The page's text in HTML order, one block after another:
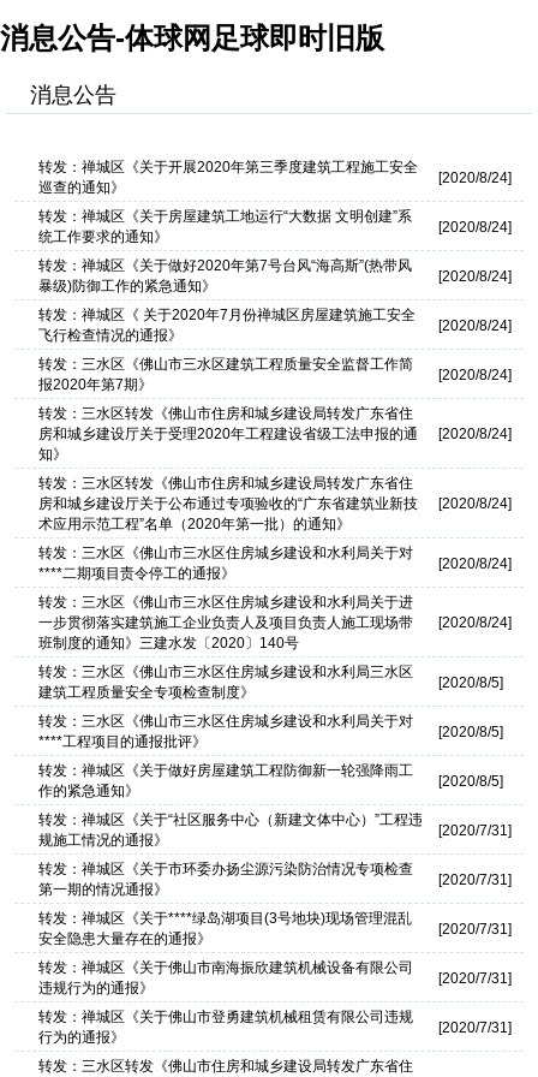
消息公告-体球网足球即时旧版
消息公告
转发：禅城区《关于开展2020年第三季度建筑工程施工安全
巡查的通知》
[2020/8/24]
转发：禅城区《关于房屋建筑工地运行“大数据 文明创建”系
统工作要求的通知》
[2020/8/24]
转发：禅城区《关于做好2020年第7号台风“海高斯”(热带风
暴级)防御工作的紧急通知》
[2020/8/24]
转发：禅城区《 关于2020年7月份禅城区房屋建筑施工安全
飞行检查情况的通报》
[2020/8/24]
转发：三水区《佛山市三水区建筑工程质量安全监督工作简
报2020年第7期》
[2020/8/24]
转发：三水区转发《佛山市住房和城乡建设局转发广东省住
房和城乡建设厅关于受理2020年工程建设省级工法申报的通
知》
[2020/8/24]
转发：三水区转发《佛山市住房和城乡建设局转发广东省住
房和城乡建设厅关于公布通过专项验收的“广东省建筑业新技
术应用示范工程”名单（2020年第一批）的通知》
[2020/8/24]
转发：三水区《佛山市三水区住房城乡建设和水利局关于对
****二期项目责令停工的通报》
[2020/8/24]
转发：三水区《佛山市三水区住房城乡建设和水利局关于进
一步贯彻落实建筑施工企业负责人及项目负责人施工现场带
班制度的通知》三建水发〔2020〕140号
[2020/8/24]
转发：三水区《佛山市三水区住房城乡建设和水利局三水区
建筑工程质量安全专项检查制度》
[2020/8/5]
转发：三水区《佛山市三水区住房城乡建设和水利局关于对
****工程项目的通报批评》
[2020/8/5]
转发：禅城区《关于做好房屋建筑工程防御新一轮强降雨工
作的紧急通知》
[2020/8/5]
转发：禅城区《关于“社区服务中心（新建文体中心）”工程违
规施工情况的通报》
[2020/7/31]
转发：禅城区《关于市环委办扬尘源污染防治情况专项检查
第一期的情况通报》
[2020/7/31]
转发：禅城区《关于****绿岛湖项目(3号地块)现场管理混乱
安全隐患大量存在的通报》
[2020/7/31]
转发：禅城区《关于佛山市南海振欣建筑机械设备有限公司
违规行为的通报》
[2020/7/31]
转发：禅城区《关于佛山市登勇建筑机械租赁有限公司违规
行为的通报》
[2020/7/31]
转发：三水区转发《佛山市住房和城乡建设局转发广东省住